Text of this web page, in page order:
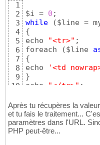
1
2
3
4
5
6
7
8
9
10
$i = 0
while
($line =
{
echo
"<tr>" ;
foreach
($line
{
echo
'<td
}
echo
"</tr>"
Après tu récupères la
et tu fais le traitement...
paramètres dans l'URL.
PHP peut-être...